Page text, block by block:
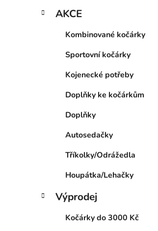
PPřeskočit
kategorie
K
a
AKCE
Kombinované kočárky
Sportovní kočárky
Kojenecké potřeby
Doplňky ke kočárkům
Doplňky
Autosedačky
Tříkolky/Odrážedla
Houpátka/Lehačky
Výprodej
Kočárky do 3000 Kč